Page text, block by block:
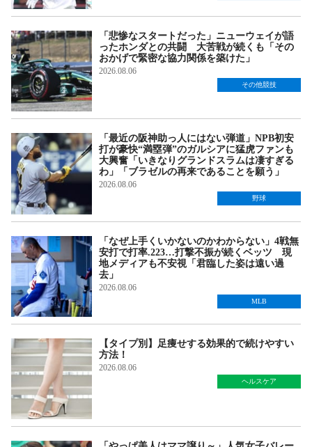
「悲惨なスタートだった」ニューウェイが語
ったホンダとの共闘 大苦戦が続くも「その
おかげで緊密な協力関係を築けた」
2026.08.06
その他競技
「最近の阪神助っ人にはない弾道」NPB初安
打が豪快“満塁弾”のガルシアに猛虎ファンも
大興奮「いきなりグランドスラムは凄すぎる
わ」「ブラゼルの再来であることを願う」
2026.08.06
野球
「なぜ上手くいかないのかわからない」4戦無
安打で打率.223…打撃不振が続くベッツ 現
地メディアも不安視「君臨した姿は遠い過
去」
2026.08.06
MLB
【タイプ別】足痩せする効果的で続けやすい
方法！
2026.08.06
ヘルスケア